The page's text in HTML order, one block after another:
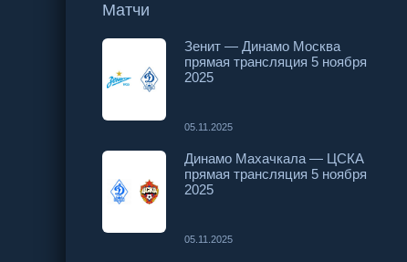
Матчи
Зенит — Динамо Москва
прямая трансляция 5 ноября
2025
05.11.2025
Динамо Махачкала — ЦСКА
прямая трансляция 5 ноября
2025
05.11.2025